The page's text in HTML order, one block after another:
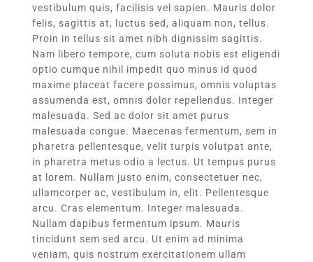
vestibulum quis, facilisis vel sapien. Mauris dolor
felis, sagittis at, luctus sed, aliquam non, tellus.
Proin in tellus sit amet nibh dignissim sagittis.
Nam libero tempore, cum soluta nobis est eligendi
optio cumque nihil impedit quo minus id quod
maxime placeat facere possimus, omnis voluptas
assumenda est, omnis dolor repellendus. Integer
malesuada. Sed ac dolor sit amet purus
malesuada congue. Maecenas fermentum, sem in
pharetra pellentesque, velit turpis volutpat ante,
in pharetra metus odio a lectus. Ut tempus purus
at lorem. Nullam justo enim, consectetuer nec,
ullamcorper ac, vestibulum in, elit. Pellentesque
arcu. Cras elementum. Integer malesuada.
Nullam dapibus fermentum ipsum. Mauris
tincidunt sem sed arcu. Ut enim ad minima
veniam, quis nostrum exercitationem ullam